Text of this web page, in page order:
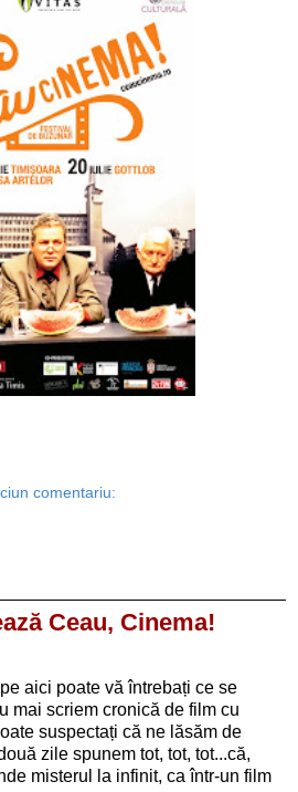
comentariu:
Ceau, Cinema!
aici poate vă întrebați ce se
mai scriem cronică de film cu
suspectați că ne lăsăm de
zile spunem tot, tot, tot...că,
misterul la infinit, ca într-un film